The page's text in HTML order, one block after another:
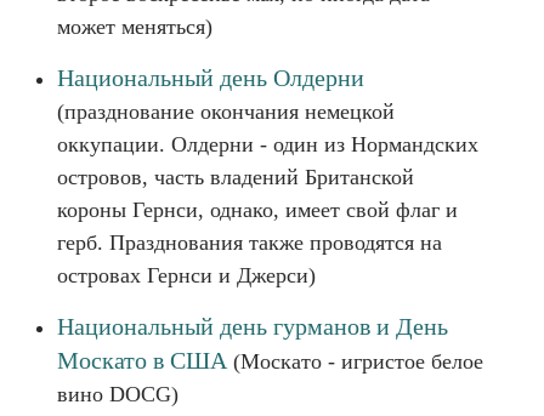
может меняться)
Национальный день Олдерни
(празднование окончания немецкой
оккупации. Олдерни - один из Нормандских
островов, часть владений Британской
короны Гернси, однако, имеет свой флаг и
герб. Празднования также проводятся на
островах Гернси и Джерси)
Национальный день гурманов и День
Москато в США(Москато - игристое белое
вино DOCG)